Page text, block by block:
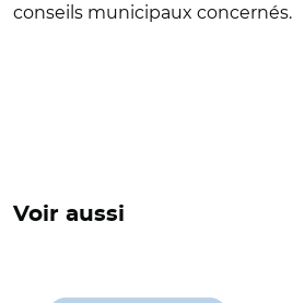
conseils municipaux concernés.
Voir aussi